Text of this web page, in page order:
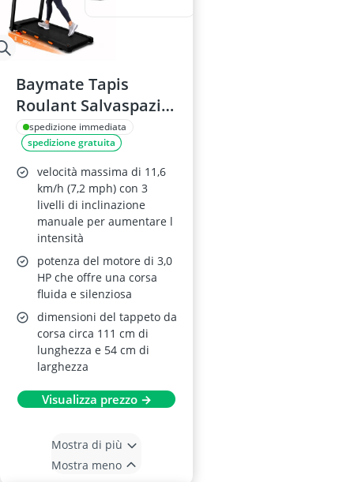
Baymate Tapis
Roulant Salvaspazio
Pieghevole 15%
Inclinazione,
Walking Pad 12
km/h, Motore
Silenzioso 3.0HP,
Display LED, Portata
159 kg
spedizione immediata
spedizione gratuita
velocità massima di 11,6
km/h (7,2 mph) con 3
livelli di inclinazione
manuale per aumentare l
intensità
potenza del motore di 3,0
HP che offre una corsa
fluida e silenziosa
dimensioni del tappeto da
corsa circa 111 cm di
lunghezza e 54 cm di
larghezza
Visualizza prezzo →
Mostra di più
Mostra meno